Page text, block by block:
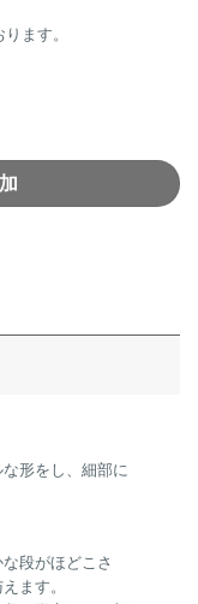
ます。
形をし、細部に
段がほどこさ
ます。